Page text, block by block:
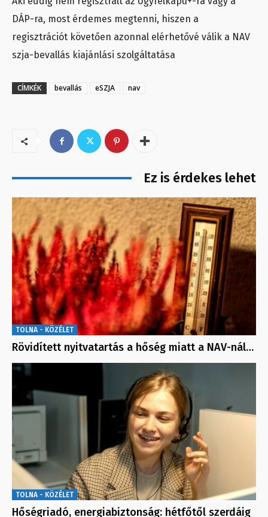
DÁP-ra, most érdemes megtenni, hiszen a
regisztrációt követően azonnal elérhetővé válik a NAV
szja-bevallás kiajánlási szolgáltatása
CÍMKÉK bevallás eSZJA nav
Ez is érdekes lehet
TOLNA - KÖZÉLET
Rövidített nyitvatartás a hőség miatt a NAV-nál…
TOLNA - KÖZÉLET
Hőségriadó, energiabiztonság: hétfőtől szerdáig